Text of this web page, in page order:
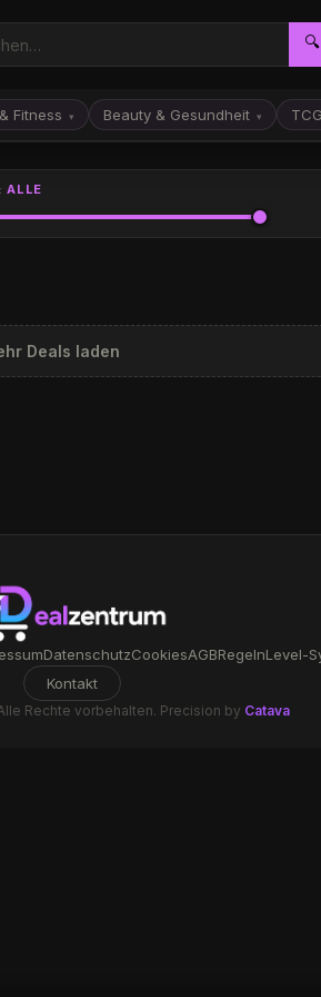
🔍
Fitness ▾ Beauty & Gesundheit ▾ TCG
ALLE
Deals laden
DatenschutzCookiesAGBRegelnLevel-
Kontakt
Rechte vorbehalten. Precision by Catava